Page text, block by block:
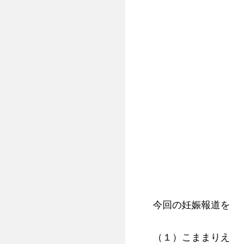
今回の妊娠報道
（１）こままり